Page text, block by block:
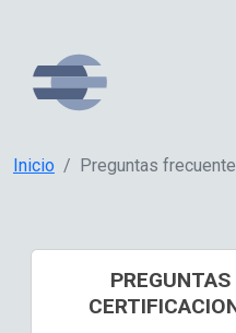
Inicio Preguntas